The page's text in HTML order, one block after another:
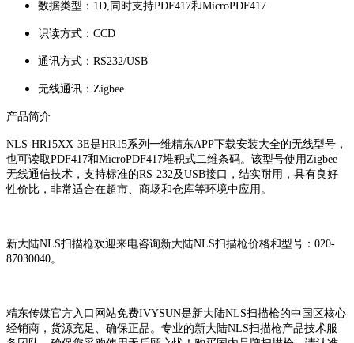
数据类型：1D,同时支持PDF417和MicroPDF417
识读方式：CCD
通讯方式：RS232/USB
无线通讯：Zigbee
产品简介
NLS-HR15XX-3E是HR15系列一维精东APP下载安装大全的无线型号，
也可读取PDF417和MicroPDF417堆积式二维条码。该型号使用Zigbee
无线通信技术，支持标准的RS-232及USB接口，结实耐用，具有良好
性价比，非常适合在超市、商场和仓库等环境中应用。
新大陆NLS扫描枪欢迎来电咨询新大陆NLS扫描枪价格和型号：020-
87030040。
精东传媒官方入口网站免费IVYSUN是新大陆NLS扫描枪的中国区核心
经销商，货源充足、确保正品。专业的新大陆NLS扫描枪产品技术服